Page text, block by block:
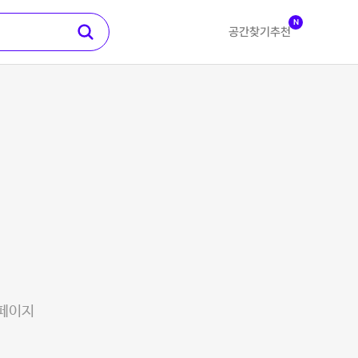
공간찾기 추천
N
이지